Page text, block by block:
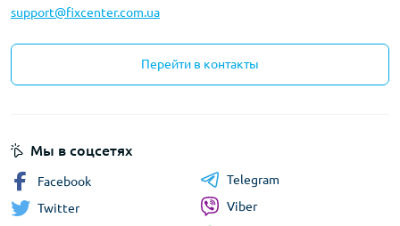
support@fixcenter.com.ua
Перейти в контакты
Мы в соцсетях
Facebook
Twitter
Telegram
Viber